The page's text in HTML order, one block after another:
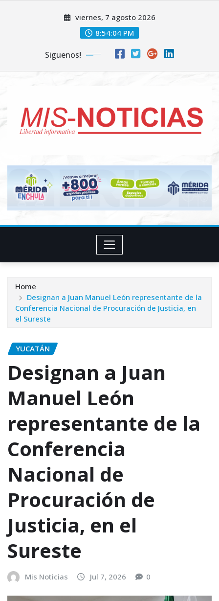
viernes, 7 agosto 2026
8:54:05 PM
Siguenos!
Home
Designan a Juan Manuel León representante de la
Conferencia Nacional de Procuración de Justicia, en
el Sureste
YUCATÁN
Designan a Juan
Manuel León
representante de la
Conferencia
Nacional de
Procuración de
Justicia, en el
Sureste
Mis Noticias Jul 7, 2026 0